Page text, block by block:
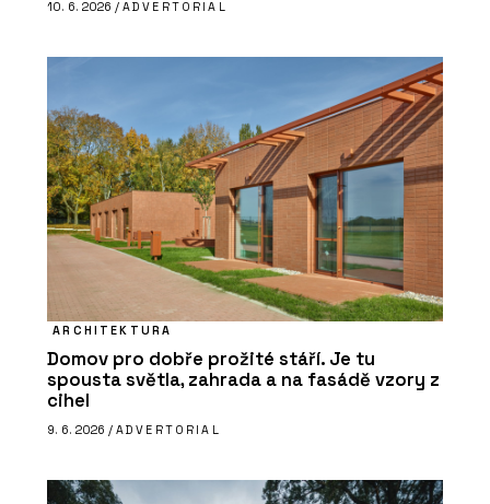
10. 6. 2026 / ADVERTORIAL
ARCHITEKTURA
Domov pro dobře prožité stáří. Je tu
spousta světla, zahrada a na fasádě vzory z
cihel
9. 6. 2026 / ADVERTORIAL